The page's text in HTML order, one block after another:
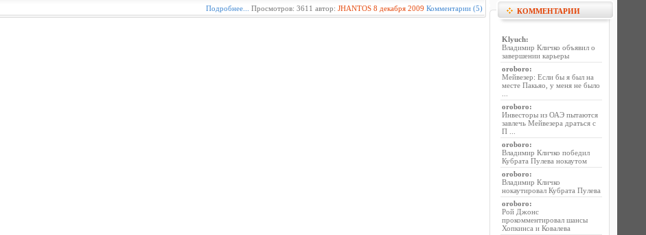
Подробнее... Просмотров: 3611 автор: JHANTOS 8 декабря 2009 Комментарии (5) КОММЕНТАРИИ
Klyuch:
Владимир Кличко объявил о
завершении карьеры
oroboro:
Мейвезер: Если бы я был на
месте Пакьяо, у меня не было
oroboro:
Инвесторы из ОАЭ пытаются
завлечь Мейвезера драться с
П ...
oroboro:
Владимир Кличко победил
Кубрата Пулева нокаутом
oroboro:
Владимир Кличко
нокаутировал Кубрата Пулева
oroboro:
Рой Джонс
прокомментировал шансы
Хопкинса и Ковалева